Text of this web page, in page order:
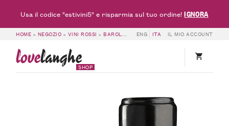
HOME » NEGOZIO » VINI ROSSI »BAROLO DOCG » BAROLO DOCG 2021 – FABIO
ENG ITA IL MIO ACCOUNT
lovelanghe
SHOP
Usa il codice "estivini5" e risparmia sul tuo ordine!IGNORA